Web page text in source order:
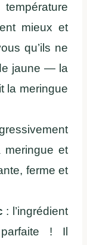
mieux et
qu’ils ne
jaune — la
la meringue
meringue et
ferme et
: l’ingrédient
! Il